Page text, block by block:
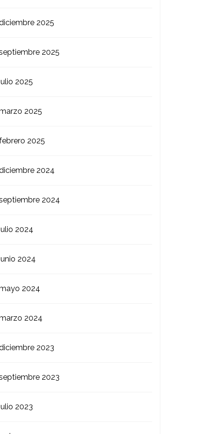
2025
2025
2025
2025
2025
2024
2024
2024
2024
2024
2024
2023
2023
2023